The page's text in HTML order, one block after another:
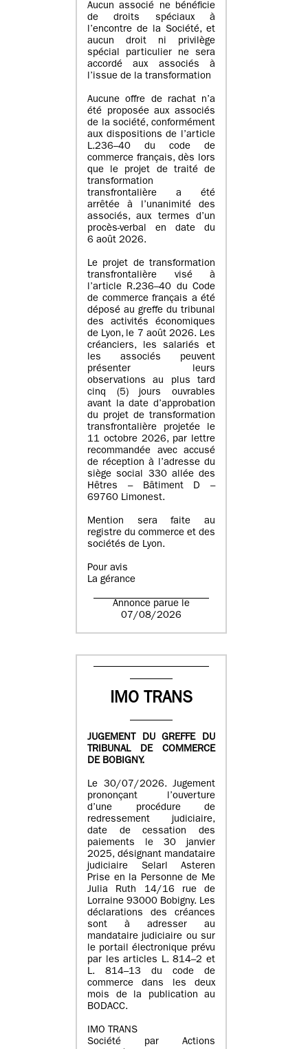
Aucun associé ne bénéficie
de droits spéciaux à
l’encontre de la Société, et
aucun droit ni privilège
spécial particulier ne sera
accordé aux associés à
l’issue de la transformation
Aucune offre de rachat n’a
été proposée aux associés
de la société, conformément
aux dispositions de l’article
L.236–40 du code de
commerce français, dès lors
que le projet de traité de
transformation
transfrontalière a été
arrêtée à l’unanimité des
associés, aux termes d’un
procès-verbal en date du
6 août 2026.
Le projet de transformation
transfrontalière visé à
l’article R.236–40 du Code
de commerce français a été
déposé au greffe du tribunal
des activités économiques
de Lyon, le 7 août 2026. Les
créanciers, les salariés et
les associés peuvent
présenter leurs
observations au plus tard
cinq (5) jours ouvrables
avant la date d’approbation
du projet de transformation
transfrontalière projetée le
11 octobre 2026, par lettre
recommandée avec accusé
de réception à l’adresse du
siège social 330 allée des
Hêtres – Bâtiment D –
69760 Limonest.
Mention sera faite au
registre du commerce et des
sociétés de Lyon.
Pour avis
La gérance
Annonce parue le
07/08/2026
IMO TRANS
JUGEMENT DU GREFFE DU
TRIBUNAL DE COMMERCE
DE BOBIGNY.
Le 30/07/2026. Jugement
prononçant l’ouverture
d’une procédure de
redressement judiciaire,
date de cessation des
paiements le 30 janvier
2025, désignant mandataire
judiciaire Selarl Asteren
Prise en la Personne de Me
Julia Ruth 14/16 rue de
Lorraine 93000 Bobigny. Les
déclarations des créances
sont à adresser au
mandataire judiciaire ou sur
le portail électronique prévu
par les articles L. 814–2 et
L. 814–13 du code de
commerce dans les deux
mois de la publication au
BODACC.
IMO TRANS
Société par Actions